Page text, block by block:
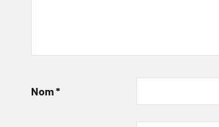
Nom*